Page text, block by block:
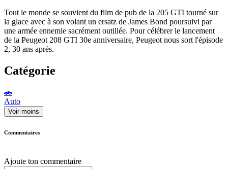
Tout le monde se souvient du film de pub de la 205 GTI tourné sur
la glace avec à son volant un ersatz de James Bond poursuivi par
une armée ennemie sacrément outillée. Pour célébrer le lancement
de la Peugeot 208 GTI 30e anniversaire, Peugeot nous sort l'épisode
2, 30 ans après.
Catégorie
🚗
Auto
Voir moins
Commentaires
Ajoute ton commentaire